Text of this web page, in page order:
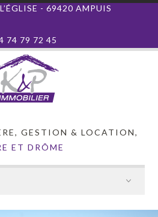
- 69420 AMPUIS
74 79 72 45
GESTION & LOCATION,
ET DRÔME